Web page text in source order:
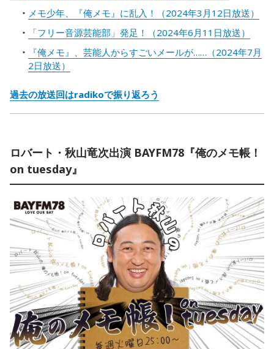
メモ少年、『俺メモ』に乱入！（2024年3月12日放送）
「フリー音源芸能部」発足！（2024年6月11日放送）
『俺メモ』、芸能人からすごいメールが……（2024年7月
2日放送）
過去の放送回はradikoで振り返ろう
ロバート・秋山竜次出演 BAYFM78『俺のメモ帳！
on tuesday』